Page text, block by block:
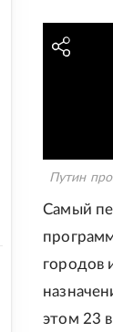
Путин
Самый
городов
этом 23